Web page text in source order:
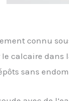
connu
calcaire dans
sans